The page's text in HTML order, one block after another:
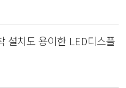
설치도 용이한 LED디스플